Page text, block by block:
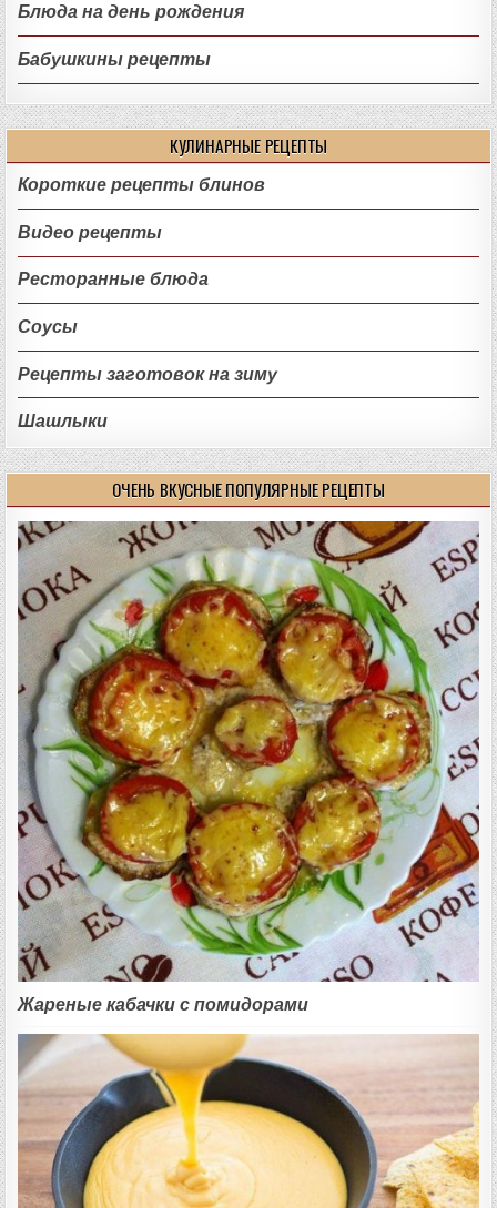
Блюда на день рождения
Бабушкины рецепты
КУЛИНАРНЫЕ РЕЦЕПТЫ
Короткие рецепты блинов
Видео рецепты
Ресторанные блюда
Соусы
Рецепты заготовок на зиму
Шашлыки
ОЧЕНЬ ВКУСНЫЕ ПОПУЛЯРНЫЕ РЕЦЕПТЫ
Жареные кабачки с помидорами